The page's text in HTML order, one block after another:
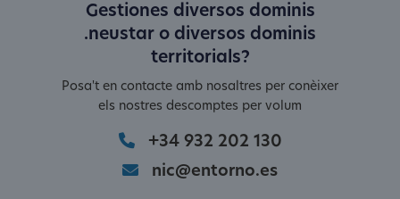
Gestiones diversos dominis
.neustar o diversos dominis
territorials?
Posa't en contacte amb nosaltres per conèixer
els nostres descomptes per volum
+34 932 202 130
nic@entorno.es